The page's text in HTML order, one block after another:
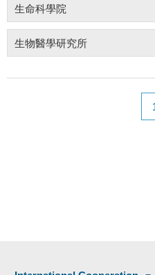
生命科學院
生物醫學研究所